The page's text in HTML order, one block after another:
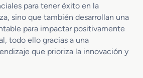
para tener éxito en la
sino que también desarrollan una
para impactar positivamente
todo ello gracias a una
que prioriza la innovación y